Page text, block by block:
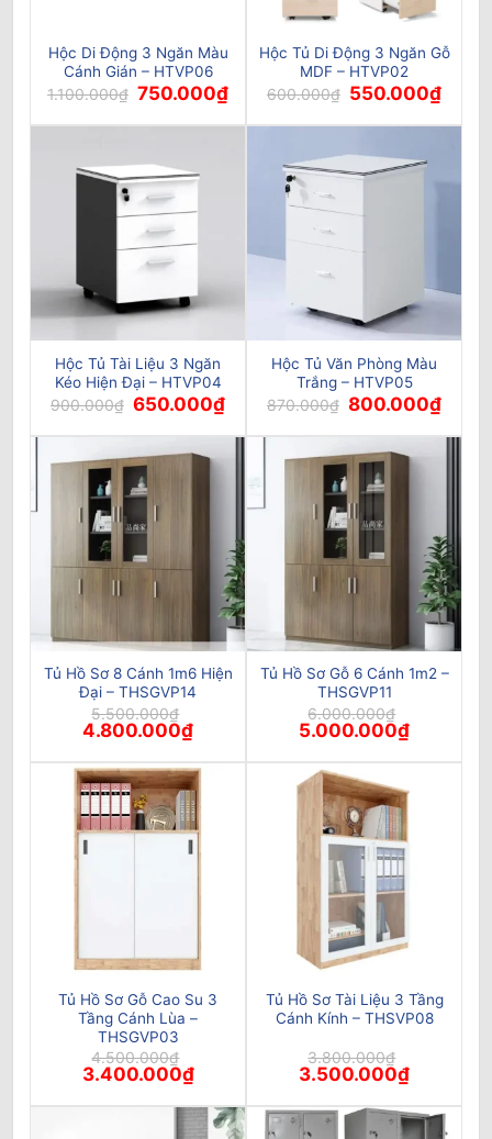
Hộc Di Động 3 Ngăn Màu
Cánh Gián – HTVP06
1.100.000₫ Giá
gốc
là:
750.000₫Giá
tại
Hộc Tủ Di Động 3 Ngăn Gỗ
MDF – HTVP02
600.000₫ Giá
gốc
là:
550.000₫Giá
tại
Hộc Tủ Tài Liệu 3 Ngăn
Kéo Hiện Đại – HTVP04
900.000₫ Giá
gốc
là:
900.000₫.
650.000₫Giá
tại
650.000₫.
Hộc Tủ Văn Phòng Màu
Trắng – HTVP05
870.000₫ Giá
gốc
là:
870.000₫.
800.000₫Giá
tại
Tủ Hồ Sơ 8 Cánh 1m6 Hiện
Đại – THSGVP14
5.500.000₫
Giá
gốc
là:
5.500.000₫.
4.800.000₫Giá
tại
là:
4.800.000₫.
Tủ Hồ Sơ Gỗ 6 Cánh 1m2 –
THSGVP11
6.000.000₫
Giá
gốc
là:
6.000.000₫.
5.000.000₫Giá
tại
Tủ Hồ Sơ Gỗ Cao Su 3
Tầng Cánh Lùa –
THSGVP03
4.500.000₫
Giá
gốc
là:
3.400.000₫Giá
hiện
tại
là:
3.400.000₫.
Tủ Hồ Sơ Tài Liệu 3 Tầng
Cánh Kính – THSVP08
3.800.000₫
Giá
gốc
là:
3.800.000₫.
3.500.000₫Giá
tại
là: